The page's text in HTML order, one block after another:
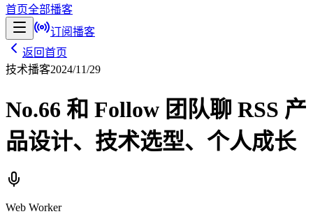
首页全部播客
订阅播客
返回首页
技术播客2024/11/29
No.66 和 Follow 团队聊 RSS 产
品设计、技术选型、个人成长
Web Worker